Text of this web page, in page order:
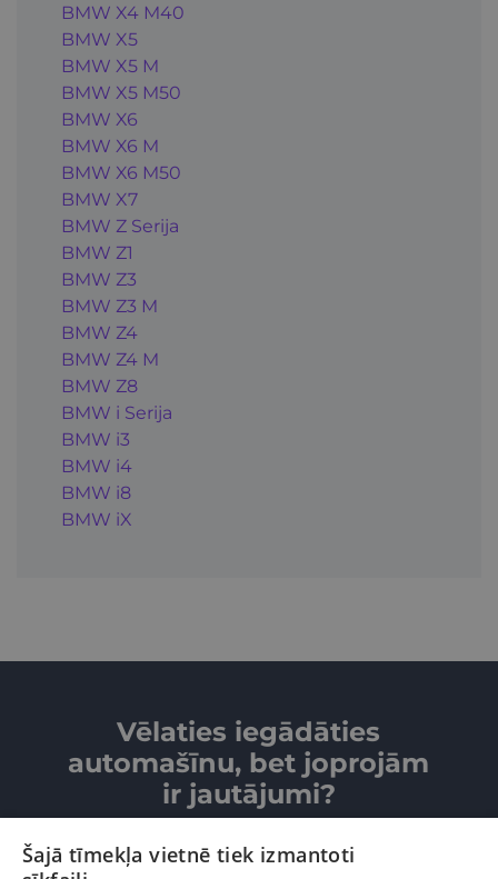
BMW X4 M40
BMW X5
BMW X5 M
BMW X5 M50
BMW X6
BMW X6 M
BMW X6 M50
BMW X7
BMW Z Serija
BMW Z1
BMW Z3
BMW Z3 M
BMW Z4
BMW Z4 M
BMW Z8
BMW i Serija
BMW i3
BMW i4
BMW i8
BMW iX
Vēlaties iegādāties
automašīnu, bet joprojām
ir jautājumi?
SAZINIETIES AR MUMS
Šajā tīmekļa vietnē tiek izmantoti